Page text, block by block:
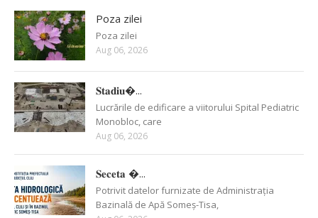
Poza zilei
Poza zilei
Aug 06, 2026
𝐒𝐭𝐚𝐝𝐢𝐮�...
Lucrările de edificare a viitorului Spital Pediatric
Monobloc, care
Aug 06, 2026
𝐒𝐞𝐜𝐞𝐭𝐚 �...
Potrivit datelor furnizate de Administrația
Bazinală de Apă Someș-Tisa,